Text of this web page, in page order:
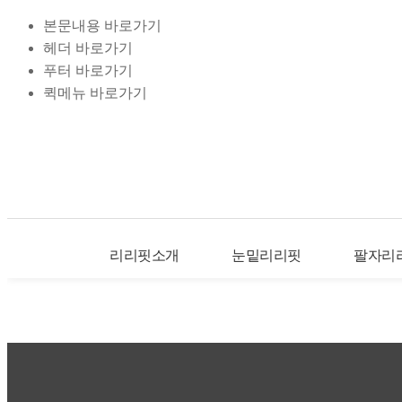
본문내용 바로가기
헤더 바로가기
푸터 바로가기
퀵메뉴 바로가기
리리핏소개 눈밑리리핏 팔자리